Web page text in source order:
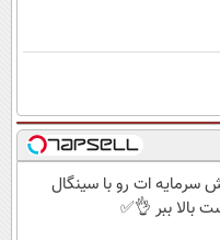
سرمایه ات رو با سینگال
بالا ببر 👌✅